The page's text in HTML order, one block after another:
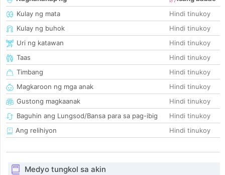
Kulay ng mata
Hindi tinukoy
Kulay ng buhok
Hindi tinukoy
Uri ng katawan
Hindi tinukoy
Taas
Hindi tinukoy
Timbang
Hindi tinukoy
Magkaroon ng mga anak
Hindi tinukoy
Gustong magkaanak
Hindi tinukoy
Baguhin ang Lungsod/Bansa para sa pag-ibig
Hindi tinukoy
Ang relihiyon
Hindi tinukoy
Medyo tungkol sa akin